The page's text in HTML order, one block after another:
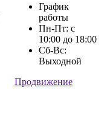
График
работы
Пн-Пт: с
10:00 до 18:00
Сб-Вс:
Выходной
Продвижение